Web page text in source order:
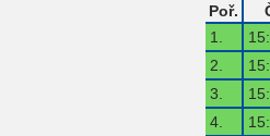
Poř.
1.
2.
3.
4.